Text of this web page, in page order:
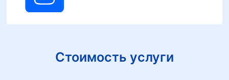
Стоимость услуги